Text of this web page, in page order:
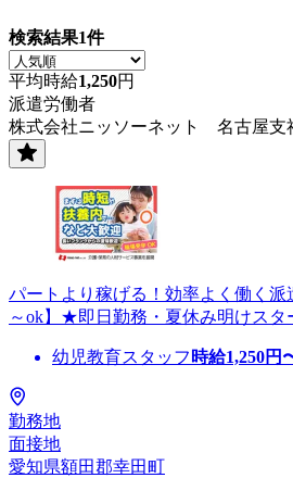
検索結果1件
平均時給1,250円
派遣労働者
株式会社ニッソーネット 名古屋支
パートより稼げる！効率よく働く派
～ok】★即日勤務・夏休み明けスタ
幼児教育スタッフ 時給1,250円
勤務地
面接地
愛知県額田郡幸田町